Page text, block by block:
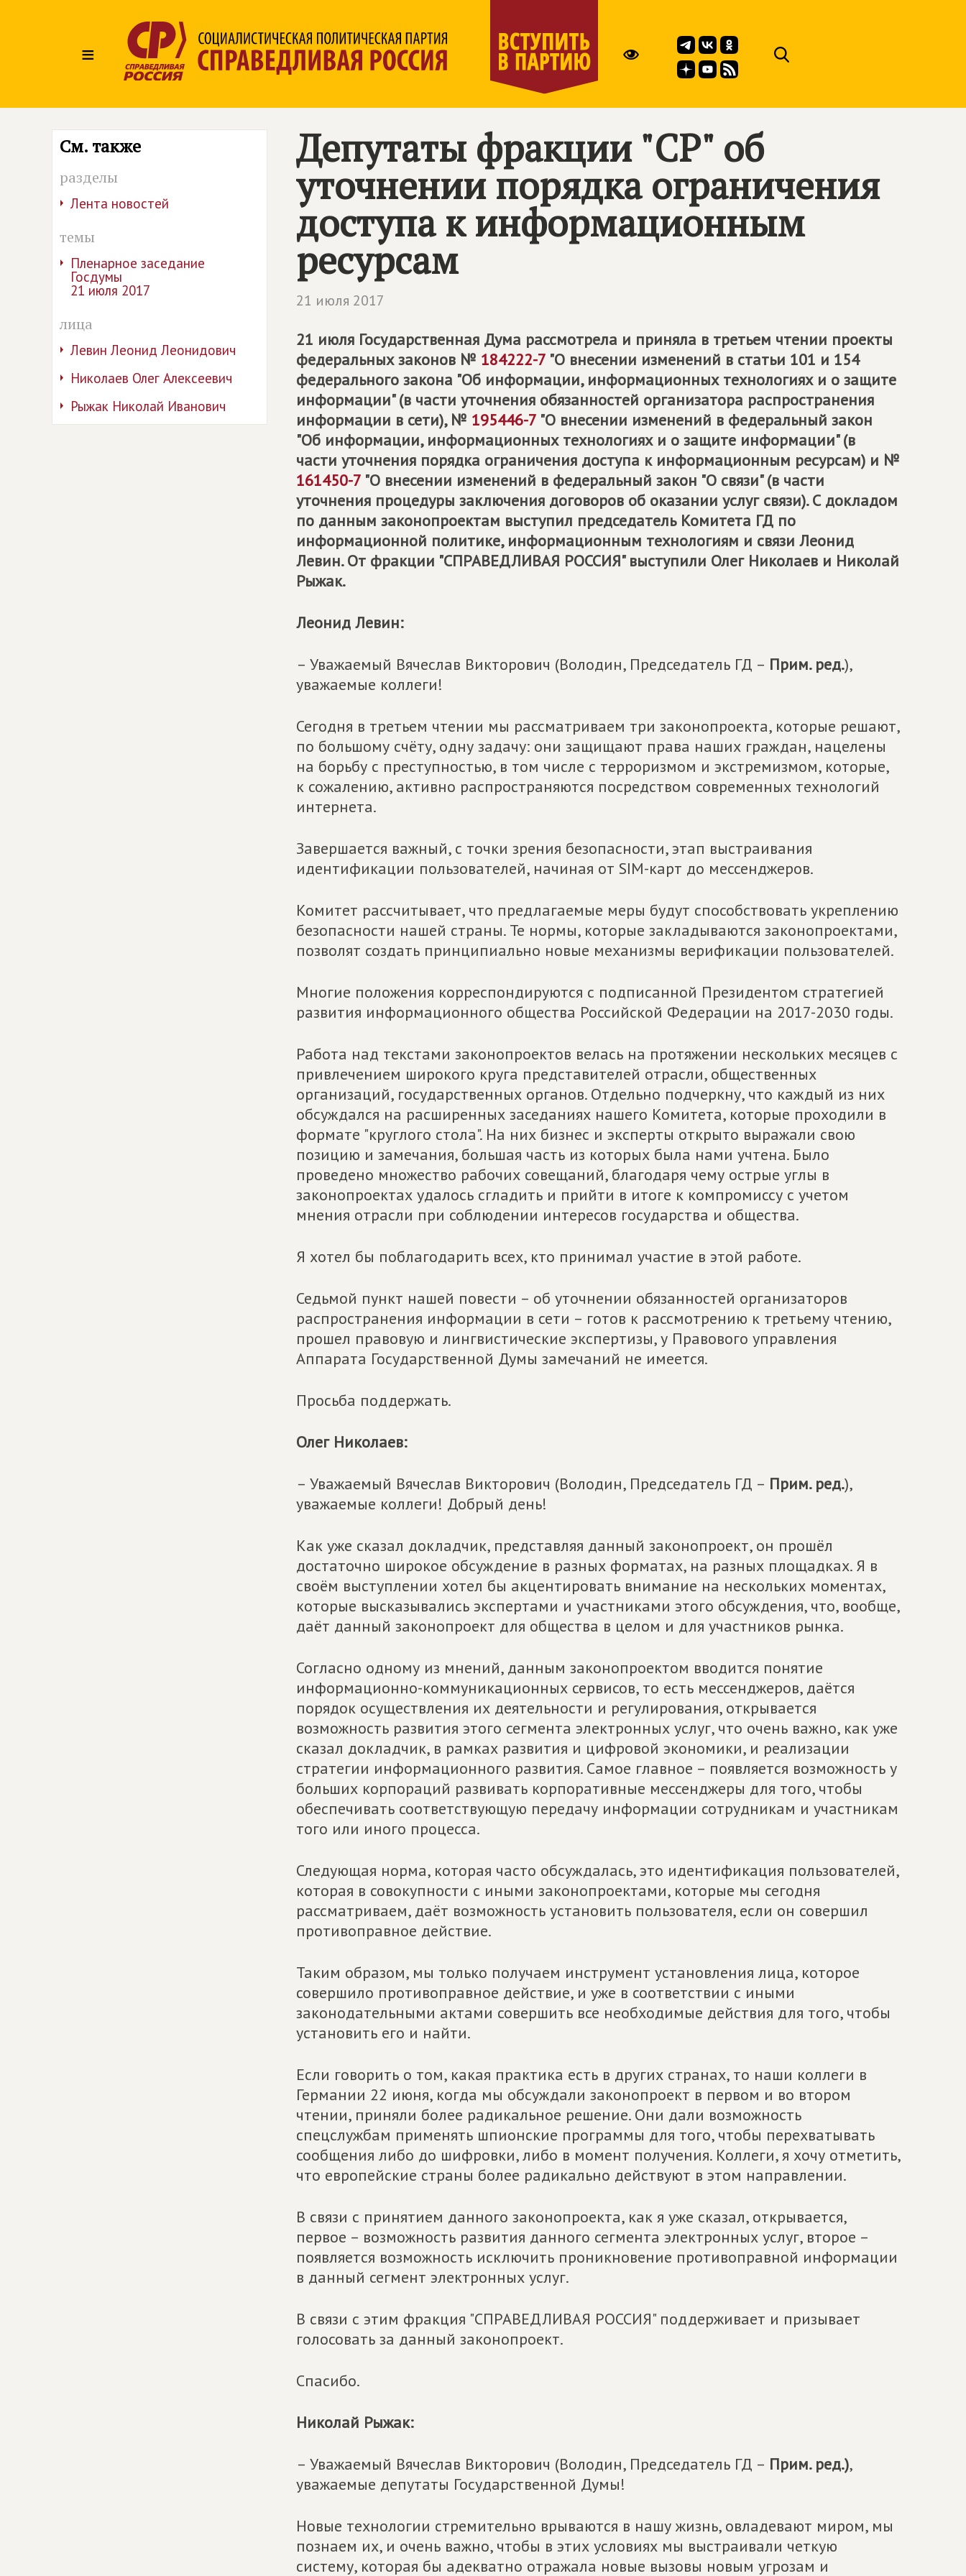
≡
См. также
разделы
Лента новостей
темы
Пленарное заседание
Госдумы
21 июля 2017
лица
Левин Леонид Леонидович
Николаев Олег Алексеевич
Рыжак Николай Иванович
Депутаты фракции "СР" об
уточнении порядка ограничения
доступа к информационным
ресурсам
21 июля 2017
21 июля Государственная Дума рассмотрела и приняла в третьем чтении проекты
федеральных законов № 184222-7 "О внесении изменений в статьи 101 и 154
федерального закона "Об информации, информационных технологиях и о защите
информации" (в части уточнения обязанностей организатора распространения
информации в сети), № 195446-7 "О внесении изменений в федеральный закон
"Об информации, информационных технологиях и о защите информации" (в
части уточнения порядка ограничения доступа к информационным ресурсам) и №
161450-7 "О внесении изменений в федеральный закон "О связи" (в части
уточнения процедуры заключения договоров об оказании услуг связи). С докладом
по данным законопроектам выступил председатель Комитета ГД по
информационной политике, информационным технологиям и связи Леонид
Левин. От фракции "СПРАВЕДЛИВАЯ РОССИЯ" выступили Олег Николаев и Николай
Рыжак.
Леонид Левин:
– Уважаемый Вячеслав Викторович (Володин, Председатель ГД – Прим. ред.),
уважаемые коллеги!
Сегодня в третьем чтении мы рассматриваем три законопроекта, которые решают,
по большому счёту, одну задачу: они защищают права наших граждан, нацелены
на борьбу с преступностью, в том числе с терроризмом и экстремизмом, которые,
к сожалению, активно распространяются посредством современных технологий
интернета.
Завершается важный, с точки зрения безопасности, этап выстраивания
идентификации пользователей, начиная от SIM-карт до мессенджеров.
Комитет рассчитывает, что предлагаемые меры будут способствовать укреплению
безопасности нашей страны. Те нормы, которые закладываются законопроектами,
позволят создать принципиально новые механизмы верификации пользователей.
Многие положения корреспондируются с подписанной Президентом стратегией
развития информационного общества Российской Федерации на 2017-2030 годы.
Работа над текстами законопроектов велась на протяжении нескольких месяцев с
привлечением широкого круга представителей отрасли, общественных
организаций, государственных органов. Отдельно подчеркну, что каждый из них
обсуждался на расширенных заседаниях нашего Комитета, которые проходили в
формате "круглого стола". На них бизнес и эксперты открыто выражали свою
позицию и замечания, большая часть из которых была нами учтена. Было
проведено множество рабочих совещаний, благодаря чему острые углы в
законопроектах удалось сгладить и прийти в итоге к компромиссу с учетом
мнения отрасли при соблюдении интересов государства и общества.
Я хотел бы поблагодарить всех, кто принимал участие в этой работе.
Седьмой пункт нашей повести – об уточнении обязанностей организаторов
распространения информации в сети – готов к рассмотрению к третьему чтению,
прошел правовую и лингвистические экспертизы, у Правового управления
Аппарата Государственной Думы замечаний не имеется.
Просьба поддержать.
Олег Николаев:
– Уважаемый Вячеслав Викторович (Володин, Председатель ГД – Прим. ред.),
уважаемые коллеги! Добрый день!
Как уже сказал докладчик, представляя данный законопроект, он прошёл
достаточно широкое обсуждение в разных форматах, на разных площадках. Я в
своём выступлении хотел бы акцентировать внимание на нескольких моментах,
которые высказывались экспертами и участниками этого обсуждения, что, вообще,
даёт данный законопроект для общества в целом и для участников рынка.
Согласно одному из мнений, данным законопроектом вводится понятие
информационно-коммуникационных сервисов, то есть мессенджеров, даётся
порядок осуществления их деятельности и регулирования, открывается
возможность развития этого сегмента электронных услуг, что очень важно, как уже
сказал докладчик, в рамках развития и цифровой экономики, и реализации
стратегии информационного развития. Самое главное – появляется возможность у
больших корпораций развивать корпоративные мессенджеры для того, чтобы
обеспечивать соответствующую передачу информации сотрудникам и участникам
того или иного процесса.
Следующая норма, которая часто обсуждалась, это идентификация пользователей,
которая в совокупности с иными законопроектами, которые мы сегодня
рассматриваем, даёт возможность установить пользователя, если он совершил
противоправное действие.
Таким образом, мы только получаем инструмент установления лица, которое
совершило противоправное действие, и уже в соответствии с иными
законодательными актами совершить все необходимые действия для того, чтобы
установить его и найти.
Если говорить о том, какая практика есть в других странах, то наши коллеги в
Германии 22 июня, когда мы обсуждали законопроект в первом и во втором
чтении, приняли более радикальное решение. Они дали возможность
спецслужбам применять шпионские программы для того, чтобы перехватывать
сообщения либо до шифровки, либо в момент получения. Коллеги, я хочу отметить,
что европейские страны более радикально действуют в этом направлении.
В связи с принятием данного законопроекта, как я уже сказал, открывается,
первое – возможность развития данного сегмента электронных услуг, второе –
появляется возможность исключить проникновение противоправной информации
в данный сегмент электронных услуг.
В связи с этим фракция "СПРАВЕДЛИВАЯ РОССИЯ" поддерживает и призывает
голосовать за данный законопроект.
Спасибо.
Николай Рыжак:
– Уважаемый Вячеслав Викторович (Володин, Председатель ГД – Прим. ред.),
уважаемые депутаты Государственной Думы!
Новые технологии стремительно врываются в нашу жизнь, овладевают миром, мы
познаем их, и очень важно, чтобы в этих условиях мы выстраивали четкую
систему, которая бы адекватно отражала новые вызовы новым угрозам и